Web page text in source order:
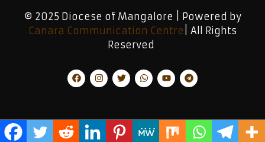
© 2025 Diocese of Mangalore | Powered by
Canara Communication Centre | All Rights
Reserved